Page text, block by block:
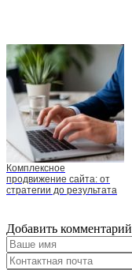
Комплексное
продвижение сайта: от
стратегии до результата
Добавить комментарий